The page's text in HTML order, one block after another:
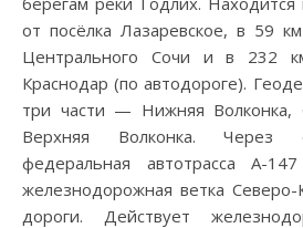
от посёлка Лазаревское, в 59
Центрального Сочи и в 232
Краснодар (по автодороге).
три части — Нижняя Волконка,
Верхняя Волконка. Через
федеральная автотрасса А-
железнодорожная ветка Северо-
дороги. Действует